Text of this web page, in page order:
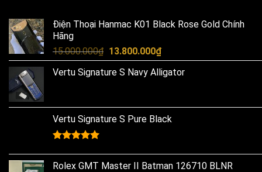
Điện Thoại Hanmac K01 Black Rose Gold Chính
Hãng
15.000.000₫ Original
price
was:
13.800.000₫Current
price
is:
Vertu Signature S Navy Alligator
Vertu Signature S Pure Black
out of 5
Rolex GMT Master II Batman 126710 BLNR